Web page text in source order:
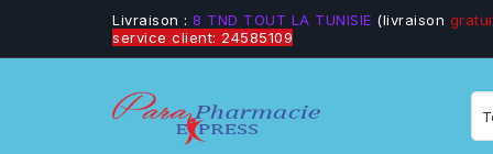
Livraison : 8 TND TOUT LA TUNISIE (livraison
service client: 24585109